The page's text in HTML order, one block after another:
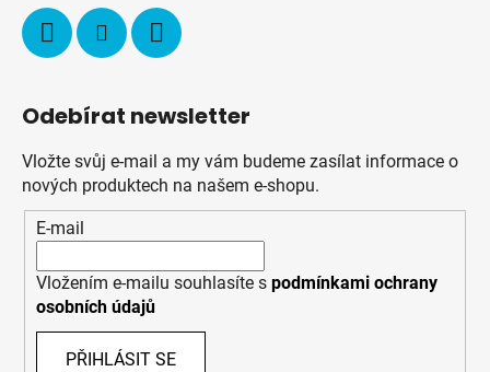
Odebírat newsletter
Vložte svůj e-mail a my vám budeme zasílat informace o
nových produktech na našem e-shopu.
E-mail
Vložením e-mailu souhlasíte s podmínkami ochrany
osobních údajů
PŘIHLÁSIT SE